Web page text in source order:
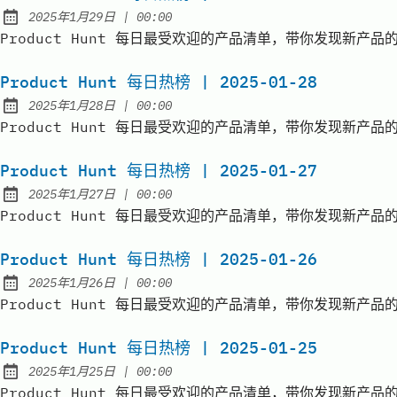
Published:
2025年1月29日| at
00:00
Product Hunt 每日最受欢迎的产品清单，带你发
Product Hunt 每日热榜 | 2025-01-28
Published:
2025年1月28日| at
00:00
Product Hunt 每日最受欢迎的产品清单，带你发
Product Hunt 每日热榜 | 2025-01-27
Published:
2025年1月27日| at
00:00
Product Hunt 每日最受欢迎的产品清单，带你发
Product Hunt 每日热榜 | 2025-01-26
Published:
2025年1月26日| at
00:00
Product Hunt 每日最受欢迎的产品清单，带你发
Product Hunt 每日热榜 | 2025-01-25
Published:
2025年1月25日| at
00:00
Product Hunt 每日最受欢迎的产品清单，带你发